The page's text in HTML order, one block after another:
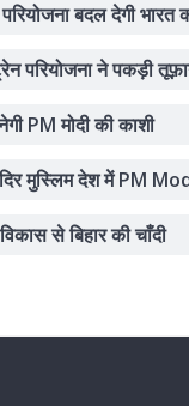
बदल देगी भारत
परियोजना ने पकड़ी
PM मोदी की काशी
मुस्लिम देश में PM
से बिहार की चाँदी